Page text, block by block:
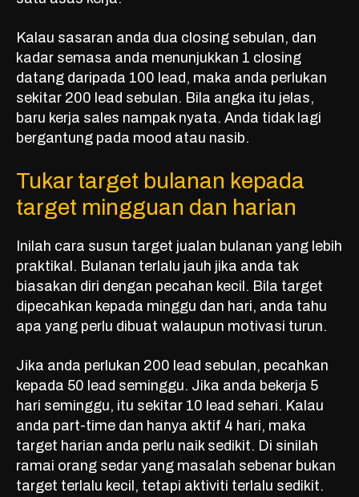
Kalau sasaran anda dua closing sebulan, dan
kadar semasa anda menunjukkan 1 closing
datang daripada 100 lead, maka anda perlukan
sekitar 200 lead sebulan. Bila angka itu jelas,
baru kerja sales nampak nyata. Anda tidak lagi
bergantung pada mood atau nasib.
Tukar target bulanan kepada
target mingguan dan harian
Inilah cara susun target jualan bulanan yang lebih
praktikal. Bulanan terlalu jauh jika anda tak
biasakan diri dengan pecahan kecil. Bila target
dipecahkan kepada minggu dan hari, anda tahu
apa yang perlu dibuat walaupun motivasi turun.
Jika anda perlukan 200 lead sebulan, pecahkan
kepada 50 lead seminggu. Jika anda bekerja 5
hari seminggu, itu sekitar 10 lead sehari. Kalau
anda part-time dan hanya aktif 4 hari, maka
target harian anda perlu naik sedikit. Di sinilah
ramai orang sedar yang masalah sebenar bukan
target terlalu kecil, tetapi aktiviti terlalu sedikit.